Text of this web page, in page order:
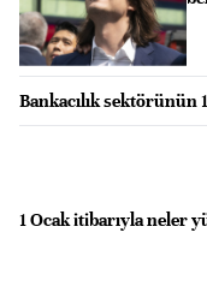
Bankacılık sektörünün
1 Ocak itibarıyla neler